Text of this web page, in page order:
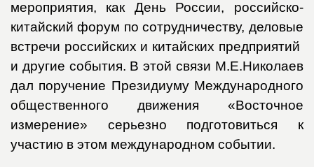
мероприятия, как День России, российско-
китайский форум по сотрудничеству, деловые
встречи российских и китайских предприятий
и другие события. В этой связи М.Е.Николаев
дал поручение Президиуму Международного
общественного движения «Восточное
измерение» серьезно подготовиться к
участию в этом международном событии.